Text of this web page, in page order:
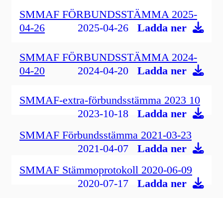
SMMAF FÖRBUNDSSTÄMMA 2025-
04-26
2025-04-26 Ladda ner
SMMAF FÖRBUNDSSTÄMMA 2024-
04-20
2024-04-20 Ladda ner
SMMAF-extra-förbundsstämma 2023 10
2023-10-18 Ladda ner
SMMAF Förbundsstämma 2021-03-23
2021-04-07 Ladda ner
SMMAF Stämmoprotokoll 2020-06-09
2020-07-17 Ladda ner